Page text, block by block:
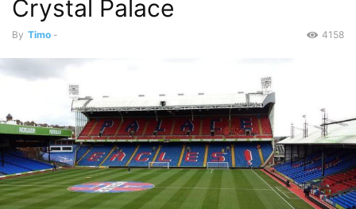
Crystal Palace
By Timo - 4158